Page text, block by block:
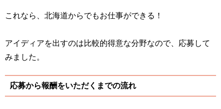
これなら、北海道からでもお仕事ができる！
アイディアを出すのは比較的得意な分野なので、応募して
みました。
応募から報酬をいただくまでの流れ